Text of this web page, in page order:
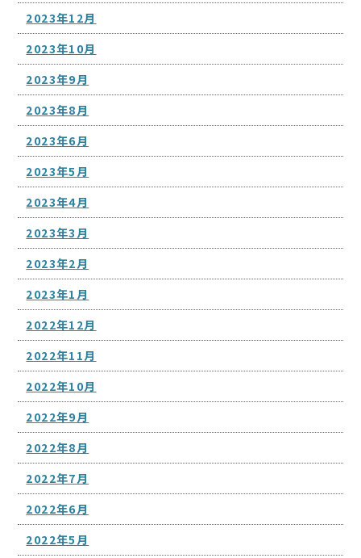
2023年12月
2023年10月
2023年9月
2023年8月
2023年6月
2023年5月
2023年4月
2023年3月
2023年2月
2023年1月
2022年12月
2022年11月
2022年10月
2022年9月
2022年8月
2022年7月
2022年6月
2022年5月